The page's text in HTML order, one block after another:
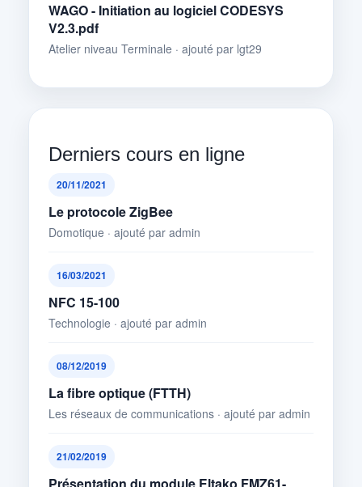
WAGO - Initiation au logiciel CODESYS
V2.3.pdf
Atelier niveau Terminale · ajouté par lgt29
Derniers cours en ligne
20/11/2021
Le protocole ZigBee
Domotique · ajouté par admin
16/03/2021
NFC 15-100
Technologie · ajouté par admin
08/12/2019
La fibre optique (FTTH)
Les réseaux de communications · ajouté par admin
21/02/2019